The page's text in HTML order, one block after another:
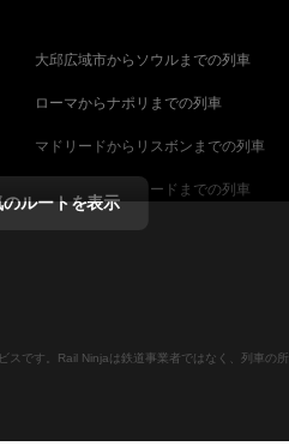
大邱広域市からソウルまでの列車
ローマからナポリまでの列車
マドリードからリスボンまでの列車
マラガからマドリードまでの列車
キャンベラからシドニーまでの列車
ルートを表示
です。Rail Ninjaは鉄道事業者ではなく、列車の